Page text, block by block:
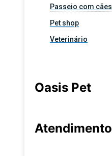
Passeio com cães
Pet shop
Veterinário
Oasis Pet